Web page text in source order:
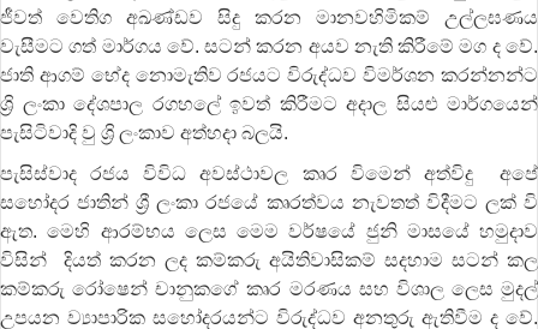
ජීවත් වෙතිග අඛණ්ඩව සිදු කරන මානවහිමිකම් උල්ලඝණය
වැසීමට ගත් මාර්ගය වේ. සටන් කරන අයව නැති කිරීමේ මග ද වේ.
ජාති ආගම් භේද නොමැතිව රජයට විරුද්ධව විමර්ශන කරන්නන්ට
ශ්‍රි ලංකා දේශපාල රගහලේ ඉවත් කිරීමට අදාල සියළු මාර්ගයෙන්
පැසිටිවාදි වු ශ්‍රි ලංකාව අත්හදා බලයි.
පැසිස්වාද රජය විවිධ අවස්ථාවල කෘර විමෙන් අත්විදු අපේ
සහෝදර ජාතින් ශ්‍රී ලංකා රජයේ කෘරත්වය නැවතත් විදීමට ලක් වි
ඇත. මෙහි ආරම්භය ලෙස මෙම වර්ෂයේ ජුනි මාසයේ හමුදාව
විසින් දියත් කරන ලද කම්කරු අයිතිවාසිකම් සදහාම සටන් කල
කම්කරු රෝෂෙන් චානුකගේ කෘර මරණය සහ විශාල ලෙස මුදල්
උපයන ව්‍යාපාරික සහෝදරයන්ට විරුද්ධව අනතුරු ඇතිවීම ද වේ.